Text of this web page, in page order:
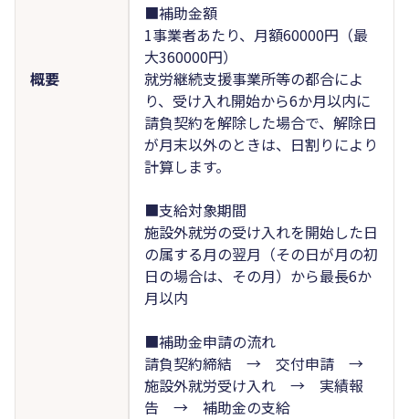
概要
■補助金額
1事業者あたり、月額60000円（最
大360000円）
就労継続支援事業所等の都合によ
り、受け入れ開始から6か月以内に
請負契約を解除した場合で、解除日
が月末以外のときは、日割りにより
計算します。
■支給対象期間
施設外就労の受け入れを開始した日
の属する月の翌月（その日が月の初
日の場合は、その月）から最長6か
月以内
■補助金申請の流れ
請負契約締結 → 交付申請 →
施設外就労受け入れ → 実績報
告 → 補助金の支給